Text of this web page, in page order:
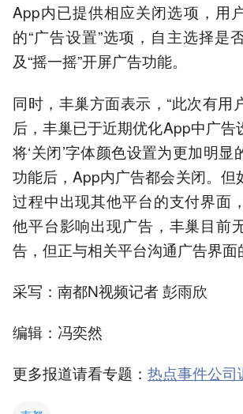
App内已提供相应关闭选项，用
的“广告设置”选项，自主选择是
及“摇一摇”开屏广告功能。
同时，丰巢方面表示，“此次有用
后，丰巢已于近期优化App中广告
将‘关闭’字体颜色设置为更加明显
功能后，App内广告都会关闭。但
过程中出现其他平台的支付界面
他平台影响出现广告，丰巢目前
告，但正与相关平台沟通广告界面
采写：南都N视频记者 彭雨欣
编辑：冯奕然
更多报道请看专题： 热点事件公司